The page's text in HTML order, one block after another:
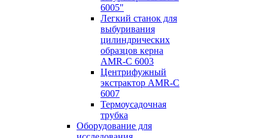
6005"
Легкий станок для
выбуривания
цилиндрических
образцов керна
AMR-C 6003
Центрифужный
экстрактор AMR-C
6007
Термоусадочная
трубка
Оборудование для